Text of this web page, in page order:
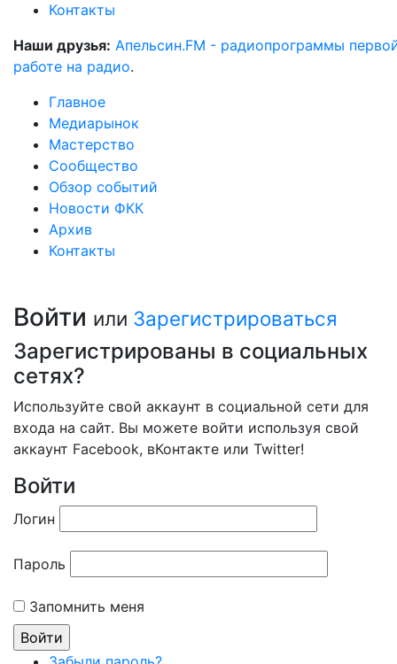
Контакты
Наши друзья: Апельсин.FM - радиопрограммы
работе на радио.
Главное
Медиарынок
Мастерство
Сообщество
Обзор событий
Новости ФКК
Архив
Контакты
Войти или Зарегистрироваться
Зарегистрированы в социальных
сетях?
Используйте свой аккаунт в социальной сети для
входа на сайт. Вы можете войти используя свой
аккаунт Facebook, вКонтакте или Twitter!
Войти
Логин
Пароль
Запомнить меня